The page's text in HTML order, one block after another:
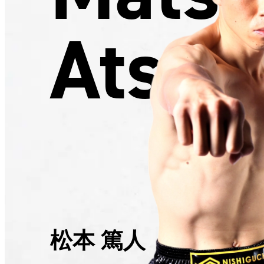
松本 篤人